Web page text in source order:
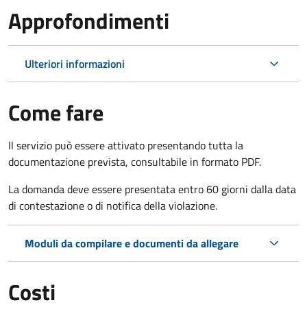
Approfondimenti
Ulteriori informazioni
Come fare
Il servizio può essere attivato presentando tutta la
documentazione prevista, consultabile in formato PDF.
La domanda deve essere presentata entro 60 giorni dalla data
di contestazione o di notifica della violazione.
Moduli da compilare e documenti da allegare
Costi